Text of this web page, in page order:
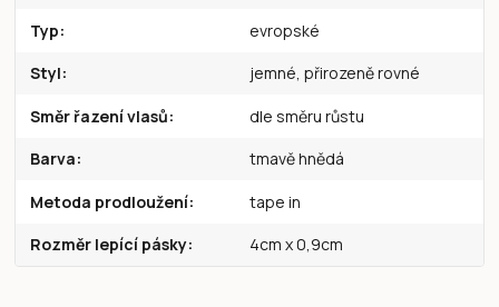
Typ evropské
Styl jemné, přirozeně rovné
Směr řazení vlasů dle směru růstu
Barva tmavě hnědá
Metoda prodloužení tape in
Rozměr lepící pásky 4cm x 0,9cm